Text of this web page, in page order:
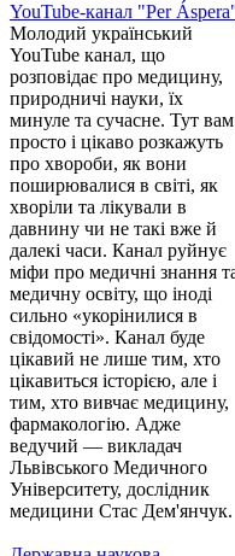
YouTube-канал "Per
Молодий український
YouTube канал, що
розповідає про медицину,
природничі науки, їх
минуле та сучасне. Тут вам
просто і цікаво розкажуть
про хвороби, як вони
поширювалися в світі, як
хворіли та лікували в
давнину чи не такі вже й
далекі часи. Канал руйнує
міфи про медичні знання
медичну освіту, що іноді
сильно «укорінилися в
свідомості». Канал буде
цікавий не лише тим, хто
цікавиться історією, але і
тим, хто вивчає медицину,
фармакологію. Адже
ведучий — викладач
Львівського Медичного
Університету, дослідник
медицини Стас Дем'янчук.